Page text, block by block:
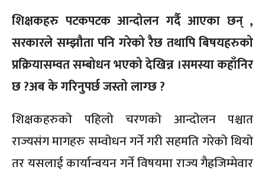
शिक्षकहरु पटकपटक आन्दोलन गर्दै आएका छन् ,
सरकारले सम्झौता पनि गरेको रैछ तथापि बिषयहरुको
प्रक्रियासम्वत सम्बोधन भएको देखिन्न ।समस्या कहाँनिर
छ ?अब के गरिनुपर्छ जस्तो लाग्छ ?
शिक्षकहरुको पहिलो चरणको आन्दोलन पश्चात
राज्यसंग मागहरु सम्वोधन गर्ने गरी सहमति गरेको थियो
तर यसलाई कार्यान्वयन गर्ने विषयमा राज्य गैह्रजिम्मेवार